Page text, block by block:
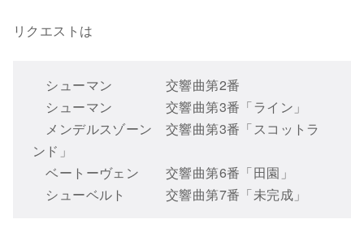
リクエストは
シューマン 交響曲第2番
シューマン 交響曲第3番「ライン」
メンデルスゾーン 交響曲第3番「スコットラ
ンド」
ベートーヴェン 交響曲第6番「田園」
シューベルト 交響曲第7番「未完成」